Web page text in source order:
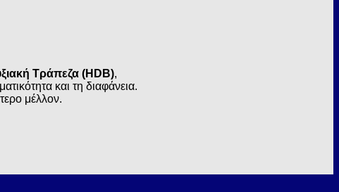
Τράπεζα (HDB),
και τη διαφάνεια.
μέλλον.